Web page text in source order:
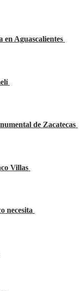
Aguascalientes
de Zacatecas
Villas
necesita